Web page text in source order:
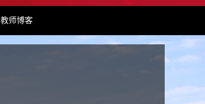
教师博客